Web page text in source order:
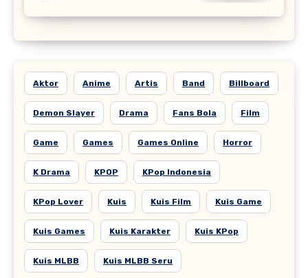
Aktor Anime Artis Band Billboard
Demon Slayer Drama Fans Bola Film
Game Games Games Online Horror
K Drama KPOP KPop Indonesia
KPop Lover Kuis Kuis Film Kuis Game
Kuis Games Kuis Karakter Kuis KPop
Kuis MLBB Kuis MLBB Seru